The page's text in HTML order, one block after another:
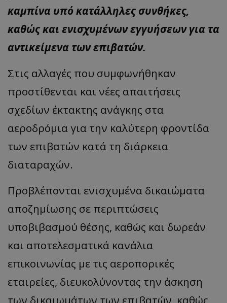
καμπίνα υπό κατάλληλες συνθήκες,
καθώς και ενισχυμένων εγγυήσεων για τα
αντικείμενα των επιβατών.
Στις αλλαγές που συμφωνήθηκαν
προστίθενται και νέες απαιτήσεις
σχεδίων έκτακτης ανάγκης στα
αεροδρόμια για την καλύτερη φροντίδα
των επιβατών κατά τη διάρκεια
διαταραχών.
Προβλέπονται ενισχυμένα δικαιώματα
αποζημίωσης σε περιπτώσεις
υποβιβασμού θέσης, καθώς και δωρεάν
και αποτελεσματικά κανάλια
επικοινωνίας με τις αεροπορικές
εταιρείες, διευκολύνοντας την άσκηση
των δικαιωμάτων των επιβατών, καθώς